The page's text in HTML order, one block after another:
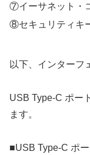
⑦イーサネット・
⑧セキュリティキ
以下、インターフ
USB Type-C ポー
ます。
■USB Type-C ポ